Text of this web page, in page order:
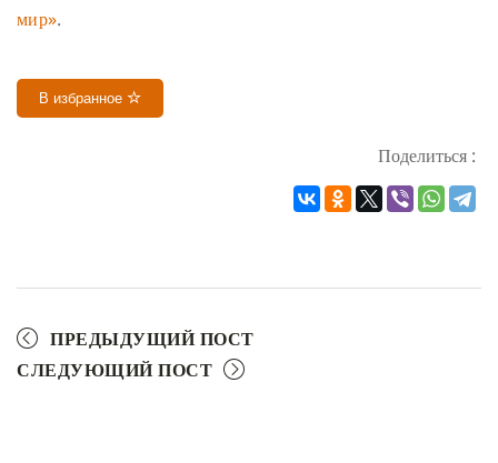
мир».
В избранное
Поделиться :
ПРЕДЫДУЩИЙ ПОСТ
СЛЕДУЮЩИЙ ПОСТ